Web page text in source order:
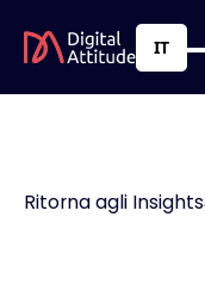
IT
Ritorna agli Insights